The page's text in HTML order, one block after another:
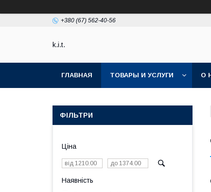
+380 (67) 562-40-56
k.i.t.
ГЛАВНАЯ ТОВАРЫ И УСЛУГИ О
ФІЛЬТРИ
Ціна
Наявність